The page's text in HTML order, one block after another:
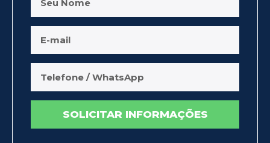
SOLICITAR INFORMAÇÕES